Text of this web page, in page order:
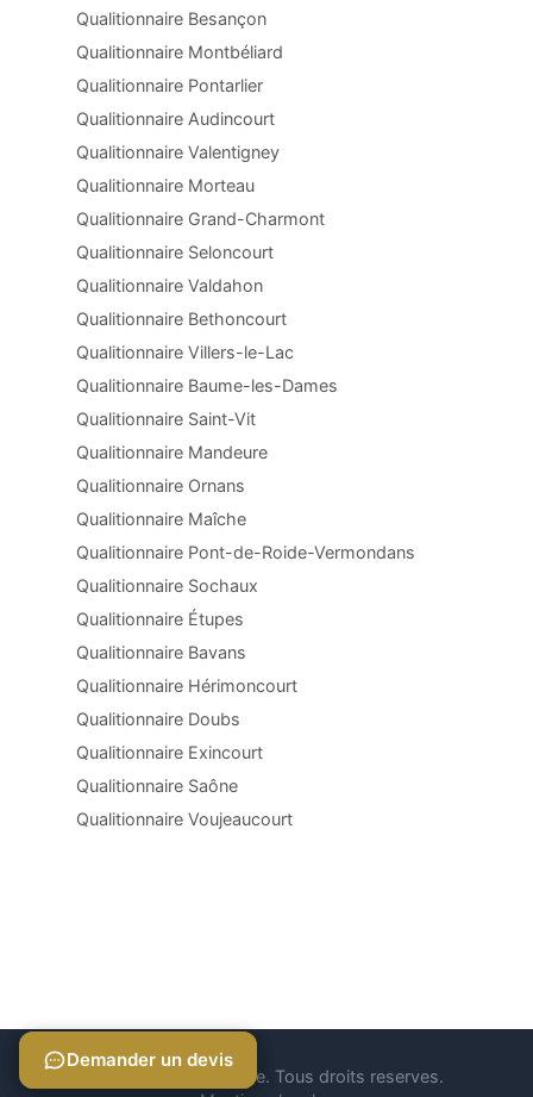
Qualitionnaire Besançon
Qualitionnaire Montbéliard
Qualitionnaire Pontarlier
Qualitionnaire Audincourt
Qualitionnaire Valentigney
Qualitionnaire Morteau
Qualitionnaire Grand-Charmont
Qualitionnaire Seloncourt
Qualitionnaire Valdahon
Qualitionnaire Bethoncourt
Qualitionnaire Villers-le-Lac
Qualitionnaire Baume-les-Dames
Qualitionnaire Saint-Vit
Qualitionnaire Mandeure
Qualitionnaire Ornans
Qualitionnaire Maîche
Qualitionnaire Pont-de-Roide-Vermondans
Qualitionnaire Sochaux
Qualitionnaire Étupes
Qualitionnaire Bavans
Qualitionnaire Hérimoncourt
Qualitionnaire Doubs
Qualitionnaire Exincourt
Qualitionnaire Saône
Qualitionnaire Voujeaucourt
© 2026 Qualitionnaire. Tous droits reserves.
Demander un devis
Demander un devis